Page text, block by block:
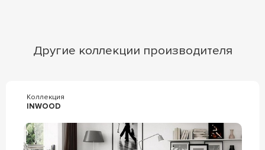
Другие коллекции производителя
Коллекция
INWOOD